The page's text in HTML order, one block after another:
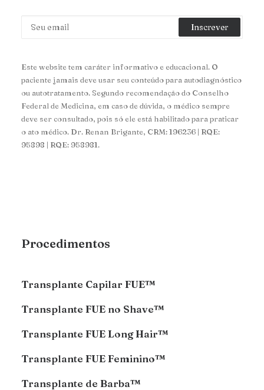
Este website tem caráter informativo e educacional. O
paciente jamais deve usar seu conteúdo para autodiagnóstico
ou autotratamento. Segundo recomendação do Conselho
Federal de Medicina, em caso de dúvida, o médico sempre
deve ser consultado, pois só ele está habilitado para praticar
o ato médico. Dr. Renan Brigante, CRM: 196236 | RQE:
95898 | RQE: 958981.
Procedimentos
Transplante Capilar FUE™
Transplante FUE no Shave™
Transplante FUE Long Hair™
Transplante FUE Feminino™
Transplante de Barba™